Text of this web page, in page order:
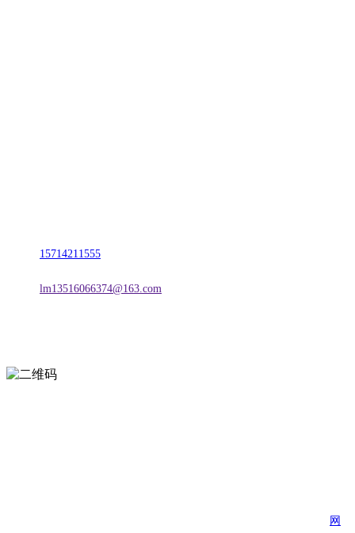
15714211555
lm13516066374@163.com
网